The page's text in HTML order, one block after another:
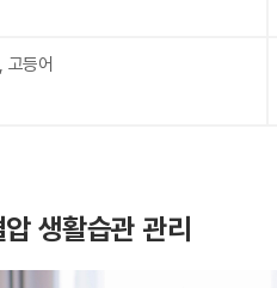
고등어
생활습관 관리